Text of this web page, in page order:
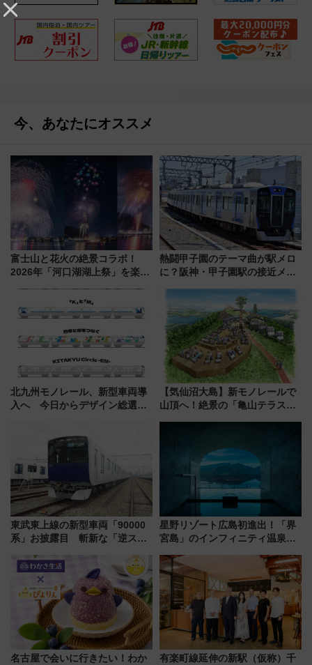
今、あなたにオススメ
富士山と花火の絶景コラボ！
2026年「河口湖湖上祭」を楽し
熱闘甲子園のテーマ曲が駅メロ
に？阪神・甲子園駅の接近メロ
谷実アレンジの特別仕様へ、8月
5日始発から
北九州モノレール、新型車両導
入へ 今日からデザイン総選挙
【気仙沼大島】新モノレールで
山頂へ！絶景の「亀山テラス
東武東上線の新型車両「90000
系」お披露目 斬新な「逆スラ
放的な車内空間に注目、デビュ
ーは9月
星野リゾート広島初進出！「界
宮島」のインフィニティ温泉と
宿泊料金・アクセスは？（2026
年7月23日開業）
名古屋で会いに行きたい！わか
有楽町線延伸の新駅（仮称）千